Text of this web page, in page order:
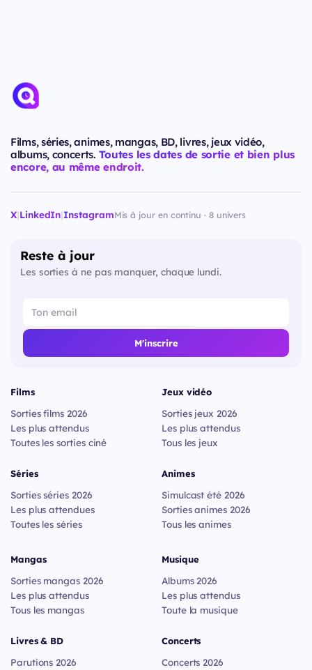
Films, séries, animes, mangas, BD, livres, jeux vidéo,
albums, concerts. Toutes les dates de sortie et bien plus
encore, au même endroit.
X|LinkedIn|InstagramMis à jour en continu · 8 univers
Reste à jour
Les sorties à ne pas manquer, chaque lundi.
M'inscrire
Films
Sorties films 2026
Les plus attendus
Toutes les sorties ciné
Séries
Sorties séries 2026
Les plus attendues
Toutes les séries
Jeux vidéo
Sorties jeux 2026
Les plus attendus
Tous les jeux
Animes
Simulcast été 2026
Sorties animes 2026
Tous les animes
Mangas
Sorties mangas 2026
Les plus attendus
Tous les mangas
Livres & BD
Parutions 2026
Musique
Albums 2026
Les plus attendus
Toute la musique
Concerts
Concerts 2026